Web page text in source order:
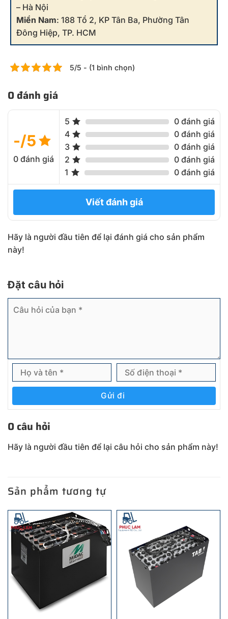
– Hà Nội
Miền Nam: 188 Tổ 2, KP Tân Ba, Phường Tân
Đông Hiệp, TP. HCM
5/5 - (1 bình chọn)
0 đánh giá
-/5
0 đánh giá
5
0 đánh giá
4
0 đánh giá
3
0 đánh giá
2
0 đánh giá
1
0 đánh giá
Viết đánh giá
Hãy là người đầu tiên để lại đánh giá cho sản phẩm
này!
Đặt câu hỏi
Gửi đi
0 câu hỏi
Hãy là người đầu tiên để lại câu hỏi cho sản phẩm này!
Sản phẩm tương tự